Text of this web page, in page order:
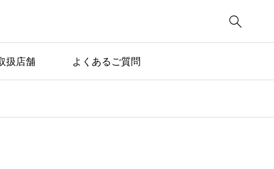

扱店舗 よくあるご質問